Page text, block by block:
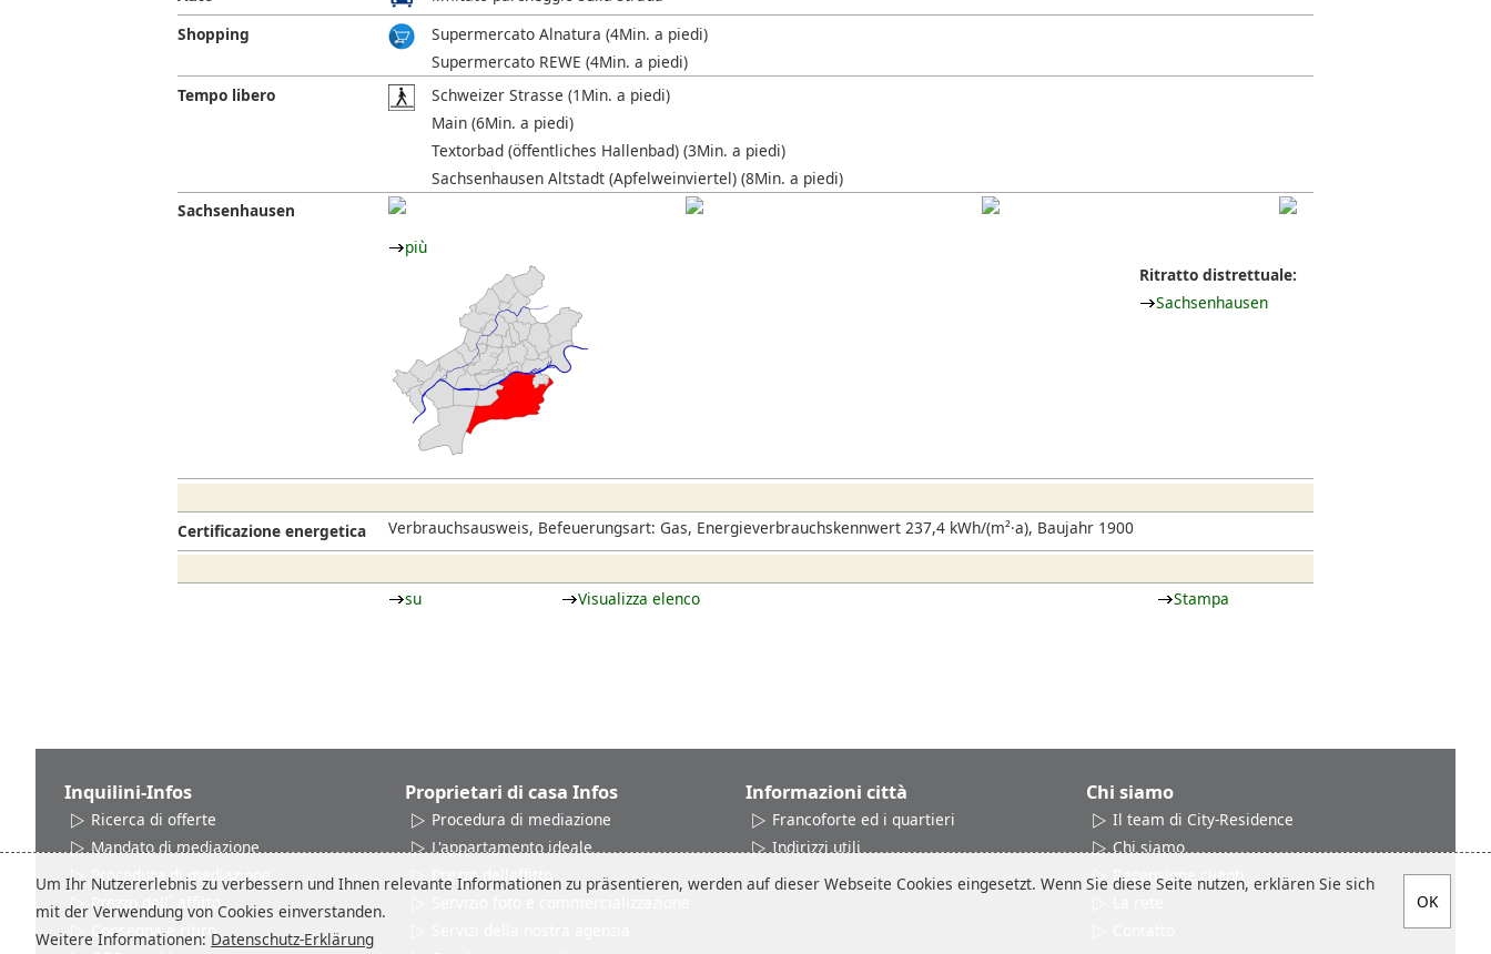
Shopping
Supermercato Alnatura (4Min. a piedi)
Supermercato REWE (4Min. a piedi)
Tempo libero
Schweizer Strasse (1Min. a piedi)
Main (6Min. a piedi)
Textorbad (öffentliches Hallenbad) (3Min. a piedi)
Sachsenhausen Altstadt (Apfelweinviertel) (8Min. a piedi)
Sachsenhausen
più
Ritratto distrettuale:
Sachsenhausen
Certificazione energetica Verbrauchsausweis, Befeuerungsart: Gas, Energieverbrauchskennwert 237,4 kWh/(m²·a), Baujahr 1900
su Visualizza elenco Stampa
Inquilini-Infos
Ricerca di offerte
Mandato di mediazione
Procedura di mediazione
Prezzo dell´ affitto
Consegna e ritiro
Proprietari di casa Infos
Procedura di mediazione
L'appartamento ideale
Prezzo dellaffitto
Informazioni città
Francoforte ed i quartieri
Indirizzi utili
Chi siamo
Il team di City-Residence
Chi siamo
Recensione clienti
Um Ihr Nutzererlebnis zu verbessern und Ihnen relevante Informationen zu präsentieren, werden auf dieser Webseite Cookies eingesetzt. Wenn Sie diese Seite nutzen, erklären Sie sich
mit der Verwendung von Cookies einverstanden.
Weitere Informationen: Datenschutz-Erklärung